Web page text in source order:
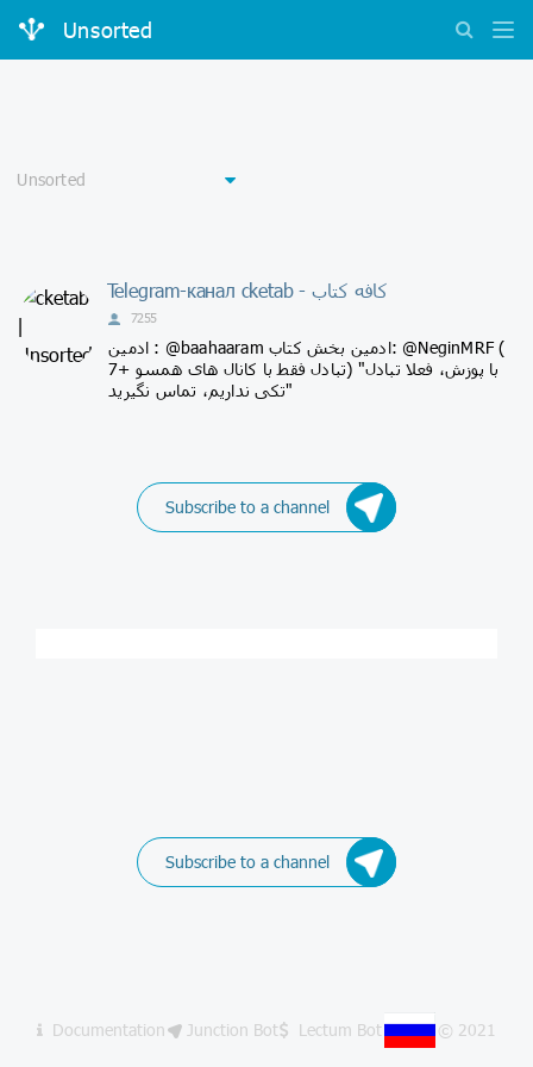
Unsorted
Telegram-канал cketab - کافه کتاب
7255
ادمین : @baahaaram ادمین بخش کتاب: @NeginMRF (
تبادل فقط با کانال های همسو +7) "با پوزش، فعلا تبادل
تکی نداریم، تماس نگیرید"
Subscribe to a channel
Subscribe to a channel
Documentation Junction Bot Lectum Bot © 2021